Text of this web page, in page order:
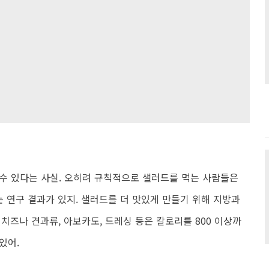
있다는 사실. 오히려 규칙적으로 샐러드를 먹는 사람들은
구 결과가 있지. 샐러드를 더 맛있게 만들기 위해 지방과
즈나 견과류, 아보카도, 드레싱 등은 칼로리를 800 이상까
어.